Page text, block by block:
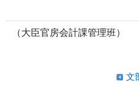
（大臣官房会計課管理班）
文